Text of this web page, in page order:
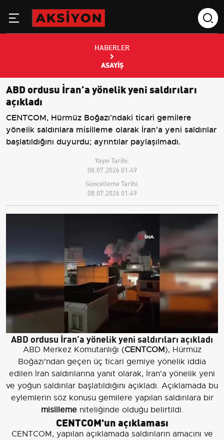
HABERLER
ASAYIŞ
ABD ordusu İran’a yönelik yeni saldırıları
açıkladı
CENTCOM, Hürmüz Boğazı'ndaki ticari gemilere
yönelik saldırılara misilleme olarak İran'a yeni saldırılar
başlatıldığını duyurdu; ayrıntılar paylaşılmadı.
Yayın Tarihi:
08.07.2026 01:49
Güncelleme Tarihi:
08.07.2026 01:49
ABD ordusu İran’a yönelik yeni saldırıları açıkladı
ABD Merkez Komutanlığı (CENTCOM), Hürmüz
Boğazı'ndan geçen üç ticari gemiye yönelik iddia
edilen İran saldırılarına yanıt olarak, İran'a yönelik yeni
ve yoğun saldırılar başlatıldığını açıkladı. Açıklamada bu
eylemlerin söz konusu gemilere yapılan saldırılara bir
misillemeniteliğinde olduğu belirtildi.
CENTCOM'un açıklaması
CENTCOM, yapılan açıklamada saldırıların amacını ve